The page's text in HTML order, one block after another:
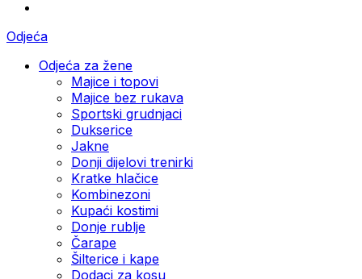
Odjeća
Odjeća za žene
Majice i topovi
Majice bez rukava
Sportski grudnjaci
Dukserice
Jakne
Donji dijelovi trenirki
Kratke hlačice
Kombinezoni
Kupaći kostimi
Donje rublje
Čarape
Šilterice i kape
Dodaci za kosu